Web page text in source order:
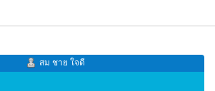
สม ชาย ใจดี